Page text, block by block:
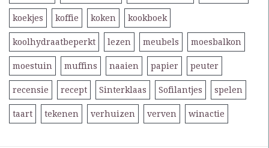
koekjes koffie koken kookboek
koolhydraatbeperkt lezen meubels moesbalkon
moestuin muffins naaien papier peuter
recensie recept Sinterklaas Sofilantjes spelen
taart tekenen verhuizen verven winactie